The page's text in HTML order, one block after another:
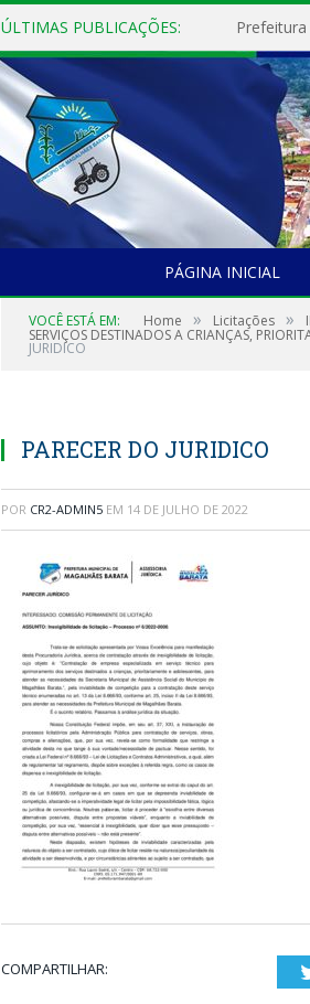
ÚLTIMAS PUBLICAÇÕES:
PÁGINA INICIAL
VOCÊ ESTÁ EM: Home » Licitações »
SERVIÇOS DESTINADOS A CRIANÇAS,
JURIDICO
PARECER DO JURIDICO
POR CR2-ADMIN5 EM 14 DE JULHO DE 2022
COMPARTILHAR: